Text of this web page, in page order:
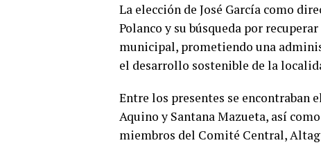
La elección de José García como
Polanco y su búsqueda por
municipal, prometiendo una
el desarrollo sostenible de la
Entre los presentes se encontraban
Aquino y Santana Mazueta, así
miembros del Comité Central,